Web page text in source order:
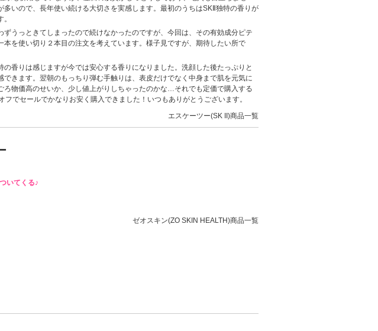
いので、長年使い続ける大切さを実感します。最初のうちはSKⅡ独特の香りが
ずうっときてしまったので続けなかったのですが、今回は、その有効成分ピテ
を使い切り２本目の注文を考えています。様子見ですが、期待したい所で
香りは感じますが今では安心する香りになりました。洗顔した後たっぷりと
きます。翌朝のもっちり弾む手触りは、表皮だけでなく中身まで肌を元気に
ろ物価高のせいか、少し値上がりしちゃったのかな…それでも定価で購入する
でセールでかなりお安く購入できました！いつもありがとうございます。
エスケーツー(SK II)商品一覧
いてくる♪
ゼオスキン(ZO SKIN HEALTH)商品一覧